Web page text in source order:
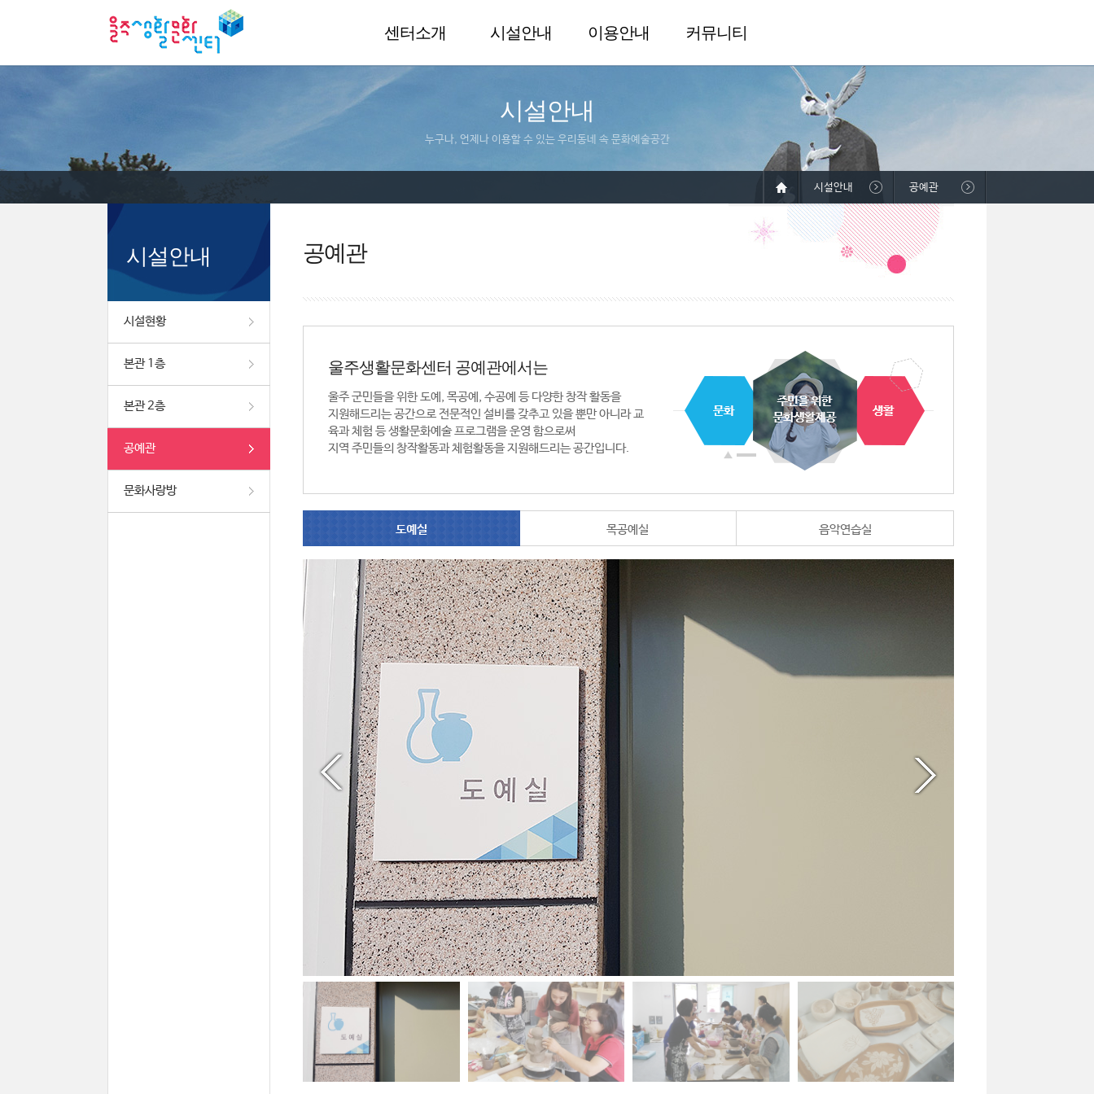
센터소개 시설안내 이용안내 커뮤니티
시설안내
누구나, 언제나 이용할 수 있는 우리동네 속 문화예술공간
시설안내
시설현황
본관 1층
본관 2층
공예관
문화사랑방
시설안내 공예관
공예관
울주생활문화센터 공예관에서는
울주 군민들을 위한 도예, 목공예, 수공예 등 다양한 창작 활동을
지원해드리는 공간으로 전문적인 설비를 갖추고 있을 뿐만 아니라 교
육과 체험 등 생활문화예술 프로그램을 운영 함으로써
지역 주민들의 창작활동과 체험활동을 지원해드리는 공간입니다.
도예실 목공예실 음악연습실